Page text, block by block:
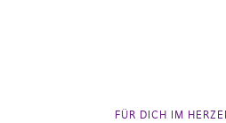
FÜR DICH IM